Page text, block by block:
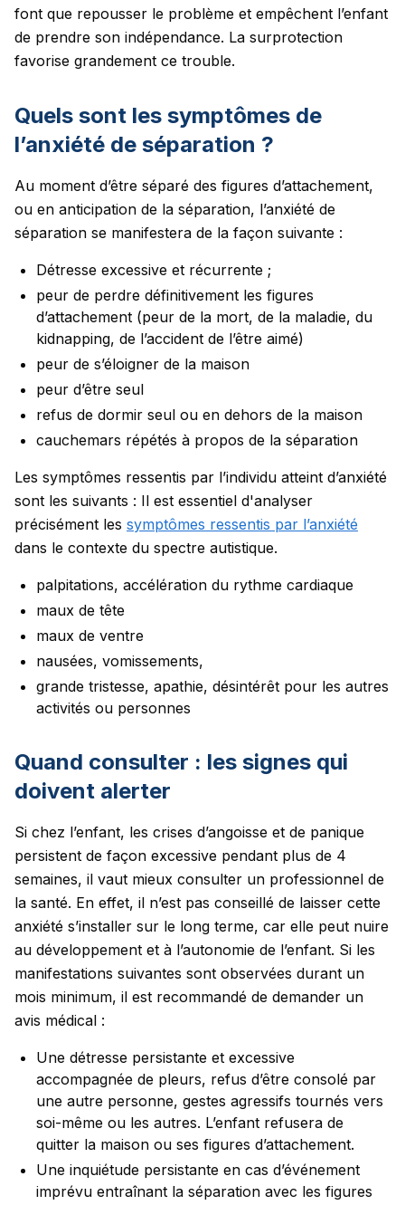
font que repousser le problème et empêchent l’enfant
de prendre son indépendance. La surprotection
favorise grandement ce trouble.
Quels sont les symptômes de
l’anxiété de séparation ?
Au moment d’être séparé des figures d’attachement,
ou en anticipation de la séparation, l’anxiété de
séparation se manifestera de la façon suivante :
Détresse excessive et récurrente ;
peur de perdre définitivement les figures
d’attachement (peur de la mort, de la maladie, du
kidnapping, de l’accident de l’être aimé)
peur de s’éloigner de la maison
peur d’être seul
refus de dormir seul ou en dehors de la maison
cauchemars répétés à propos de la séparation
Les symptômes ressentis par l’individu atteint d’anxiété
sont les suivants : Il est essentiel d'analyser
précisément les symptômes ressentis par l’anxiété
dans le contexte du spectre autistique.
palpitations, accélération du rythme cardiaque
maux de tête
maux de ventre
nausées, vomissements,
grande tristesse, apathie, désintérêt pour les autres
activités ou personnes
Quand consulter : les signes qui
doivent alerter
Si chez l’enfant, les crises d’angoisse et de panique
persistent de façon excessive pendant plus de 4
semaines, il vaut mieux consulter un professionnel de
la santé. En effet, il n’est pas conseillé de laisser cette
anxiété s’installer sur le long terme, car elle peut nuire
au développement et à l’autonomie de l’enfant. Si les
manifestations suivantes sont observées durant un
mois minimum, il est recommandé de demander un
avis médical :
Une détresse persistante et excessive
accompagnée de pleurs, refus d’être consolé par
une autre personne, gestes agressifs tournés vers
soi-même ou les autres. L’enfant refusera de
quitter la maison ou ses figures d’attachement.
Une inquiétude persistante en cas d’événement
imprévu entraînant la séparation avec les figures